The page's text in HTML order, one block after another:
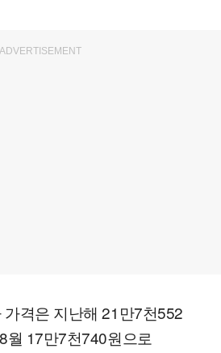
ADVERTISEMENT
격은 지난해 21만7천552
월 17만7천740원으로